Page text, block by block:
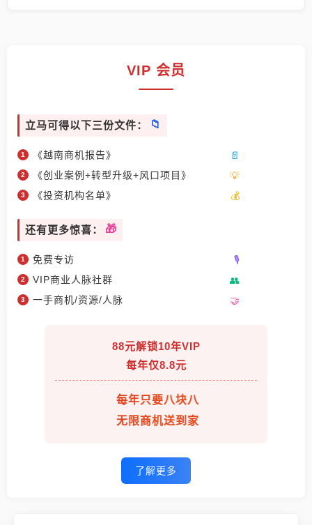
VIP 会员
立马可得以下三份文件：
《越南商机报告》
《创业案例+转型升级+风口项目》
《投资机构名单》
还有更多惊喜：
免费专访
VIP商业人脉社群
一手商机/资源/人脉
88元解锁10年VIP
每年仅8.8元
每年只要八块八
无限商机送到家
了解更多